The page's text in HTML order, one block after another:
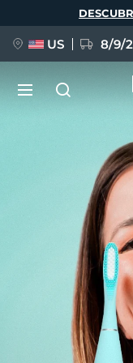
US 8/9/
FAQ™ Pure
BREAKING NEWS
issa™ Teeth
Français